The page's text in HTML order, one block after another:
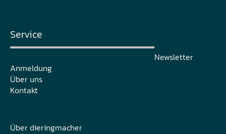
Service
Newsletter
Anmeldung
Über uns
Kontakt
Über dieringmacher